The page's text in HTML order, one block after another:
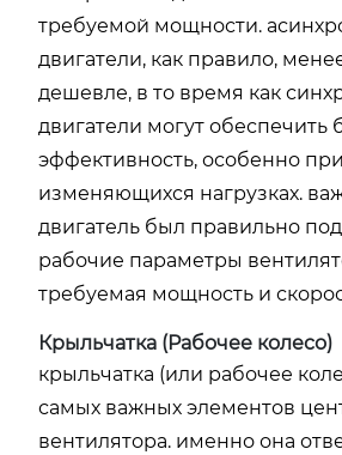
требуемой мощности.
двигатели, как правило,
дешевле, в то время как
двигатели могут обеспечить
эффективность, особенно при
изменяющихся нагрузках.
двигатель был правильно
рабочие параметры
требуемая мощность и
Крыльчатка (Рабочее колесо)
крыльчатка (или рабочее
самых важных элементов
вентилятора. именно она